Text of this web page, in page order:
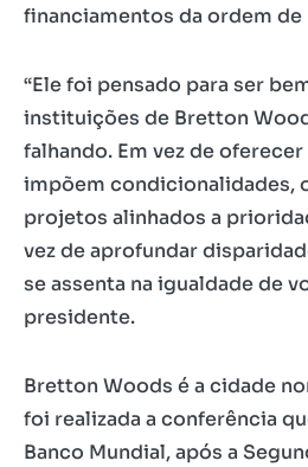
financiamentos da ordem de
“Ele foi pensado para ser
instituições de Bretton
falhando. Em vez de
impõem condicionalidades,
projetos alinhados a
vez de aprofundar
se assenta na igualdade de
presidente.
Bretton Woods é a cidade
foi realizada a conferência
Banco Mundial, após a